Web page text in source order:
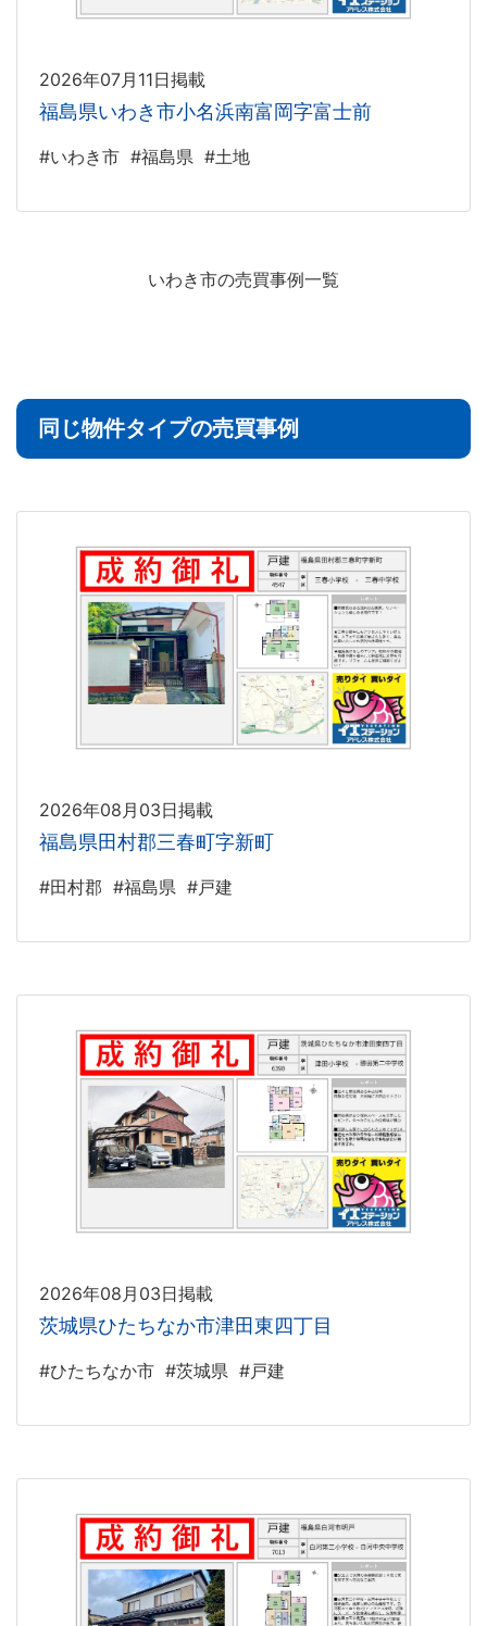
2026年07月11日掲載
福島県いわき市小名浜南富岡字富士前
#いわき市 #福島県 #土地
いわき市の売買事例一覧
同じ物件タイプの売買事例
2026年08月03日掲載
福島県田村郡三春町字新町
#田村郡 #福島県 #戸建
2026年08月03日掲載
茨城県ひたちなか市津田東四丁目
#ひたちなか市 #茨城県 #戸建